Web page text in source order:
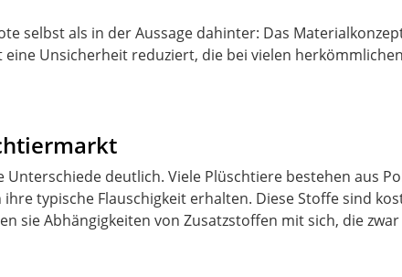
selbst als in der Aussage dahinter: Das
Unsicherheit reduziert, die bei vielen
deutlich. Viele Plüschtiere bestehen aus
typische Flauschigkeit erhalten. Diese Stoffe sind
sie Abhängigkeiten von Zusatzstoffen mit sich, die